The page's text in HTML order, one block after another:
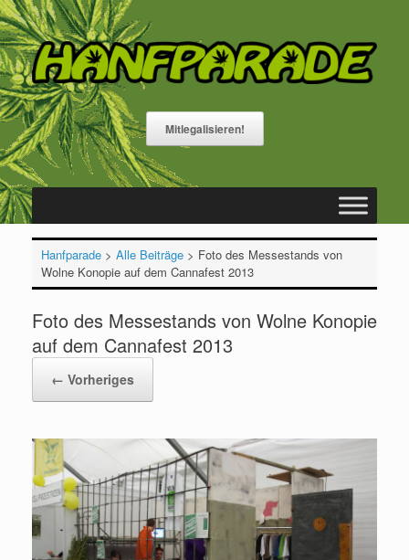
Zum
Inhalt
springen
Mitlegalisieren!
Hanfparade> Alle Beiträge> Foto des Messestands von
Wolne Konopie auf dem Cannafest 2013
Foto des Messestands von Wolne Konopie
auf dem Cannafest 2013
← Vorheriges